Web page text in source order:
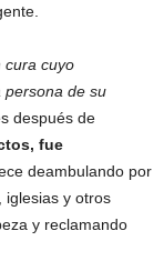
cura cuyo
persona de su
después de
fue
deambulando por
iglesias y otros
y reclamando